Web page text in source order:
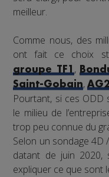
meilleur.
Comme nous, des
ont fait ce choix
groupe TF1,
Saint-Gobain,
Pourtant, si ces ODD
le milieu de
trop peu connue du
Selon un sondage 4D
datant de juin 2020,
expliquer ce que sont